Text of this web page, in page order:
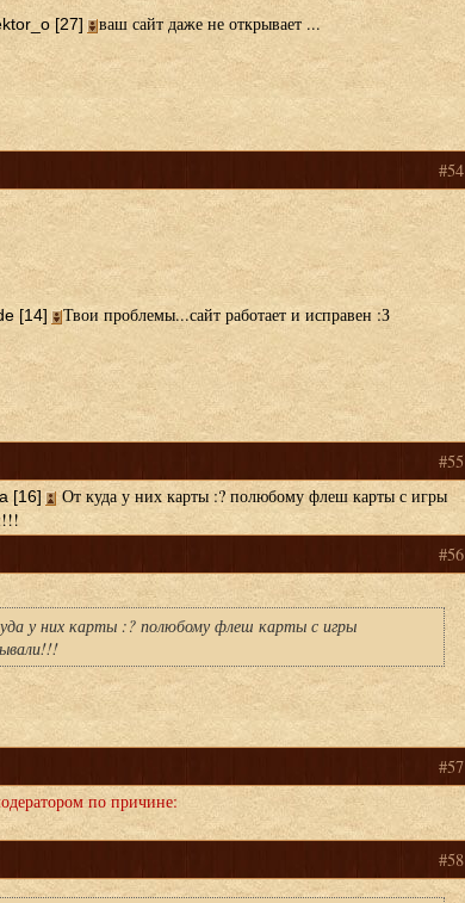
[27] ваш сайт даже не открывает ...
#54
[14] Твои проблемы...сайт работает и исправен :З
#55
[16]
От куда у них карты :? полюбому флеш карты с игры
#56
у них карты :? полюбому флеш карты с игры
#57
по причине:
#58